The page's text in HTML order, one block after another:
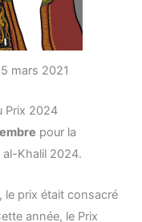
mars 2021
Prix 2024
pour la
al-Khalil 2024.
le prix était consacré
année, le Prix